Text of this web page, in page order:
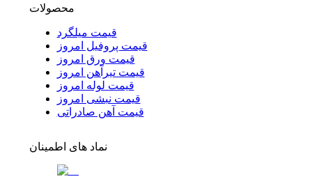
محصولات
قیمت میلگرد
قیمت پروفیل امروز
قیمت ورق امروز
قیمت تیرآهن امروز
قیمت لوله امروز
قیمت نبشی امروز
قیمت آهن صادراتی
نماد های اطمینان